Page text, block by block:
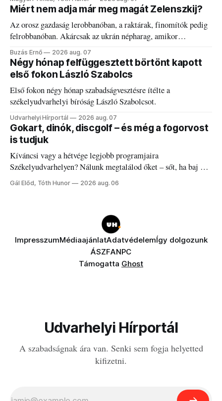
Miért nem adja már meg magát Zelenszkij?
Az orosz gazdaság lerobbanóban, a raktárak, finomítók pedig
felrobbanóban. Akárcsak az ukrán népharag, amikor
elégedetlen vezetőivel.
Buzás Ernő 2026 aug. 07
Négy hónap felfüggesztett börtönt kapott
első fokon László Szabolcs
Első fokon négy hónap szabadságvesztésre ítélte a
székelyudvarhelyi bíróság László Szabolcsot.
Udvarhelyi Hírportál 2026 aug. 07
Gokart, dinók, discgolf – és még a fogorvost
is tudjuk
Kíváncsi vagy a hétvége legjobb programjaira
Székelyudvarhelyen? Nálunk megtalálod őket – sőt, ha baj van
a fogaddal, a fogorvosi ügyeletet is!
Gál Előd, Tóth Hunor 2026 aug. 06
ImpresszumMédiaajánlatAdatvédelemÍgy dolgozunk
ÁSZFANPC
Támogatta Ghost
Udvarhelyi Hírportál
A szabadságnak ára van. Senki sem fogja helyetted
kifizetni.